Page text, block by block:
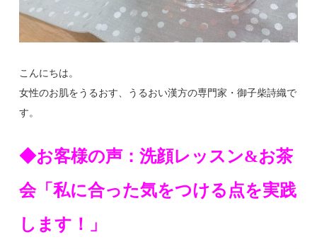
こんにちは。
女性のお肌をうるおす、うるおい漢方の専門家・御子柴詩織で
す。
◆お客様の声：洗顔レッスン&お茶
会「私に合った気をつける点を実践
します！」